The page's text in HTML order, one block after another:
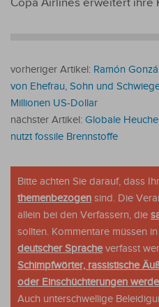
Copa Airlines erweitert ihre
vorheriger Artikel: Ramón
von Ehefrau, Sohn und
Millionen US-Dollar
nächster Artikel: Globale
nutzt fossile Brennstoffe
Bitte achten Sie darauf, dass
themenbezogen sind. Die
allein bei den Verfassern, die
sollten. Kommentare müssen in
deutscher Spracheverfasst
Schimpfwörter, rassistische
oder Einschüchterungen
Auch unterschwellige